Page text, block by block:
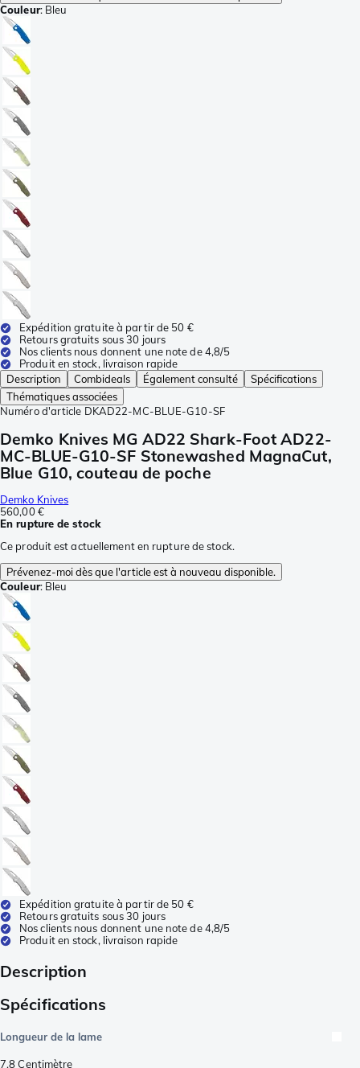
Couleur: Bleu
Expédition gratuite à partir de 50 €
Retours gratuits sous 30 jours
Nos clients nous donnent une note de 4,8/5
Produit en stock, livraison rapide
Description
Combideals Également consulté
Spécifications
Thématiques associées
Numéro d'article DKAD22-MC-BLUE-G10-SF
Demko Knives MG AD22 Shark-Foot AD22-
MC-BLUE-G10-SF Stonewashed MagnaCut,
Blue G10, couteau de poche
Demko Knives
560,00 €
En rupture de stock
Ce produit est actuellement en rupture de stock.
Prévenez-moi dès que l'article est à nouveau disponible.
Couleur: Bleu
Expédition gratuite à partir de 50 €
Retours gratuits sous 30 jours
Nos clients nous donnent une note de 4,8/5
Produit en stock, livraison rapide
Description
Spécifications
Longueur de la lame
7,8Centimètre